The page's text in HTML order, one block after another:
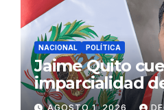
NACIONAL POLÍTICA
Jaime Quito
imparcialidad
Constitucional
AGOSTO 1, 2026